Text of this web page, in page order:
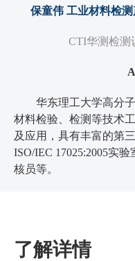
保童伟 工业材料检
CTI华测检测
华东理工大学高分
材料检验、检测等技术
及应用，具有丰富的第
ISO/IEC 17025:2005实
核员等。
了解详情